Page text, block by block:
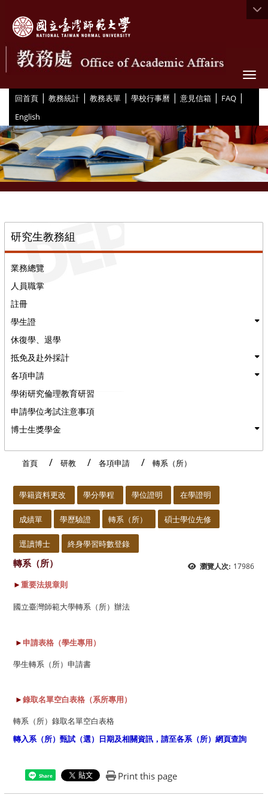
回首頁 | 教務統計 | 教務表單 | 學校行事曆 | 意見信箱 | FAQ |
English
研究生教務組
業務總覽
人員職掌
註冊
學生證
休復學、退學
抵免及赴外採計
各項申請
學術研究倫理教育研習
申請學位考試注意事項
博士生獎學金
首頁 研教 各項申請 轉系（所）
學籍資料更改 學分學程 學位證明 在學證明
成績單 學歷驗證 轉系（所） 碩士學位先修
逕讀博士 終身學習時數登錄
瀏覽人次: 17986
轉系（所）
► 重要法規章則
國立臺灣師範大學轉系（所）辦法
► 申請表格（學生專用）
學生轉系 （所） 申請書
► 錄取名單空白表格（系所專用）
轉系（所）錄取名單空白表格
轉入系（所）甄試（選）日期及相關資訊，請至各系（所）網頁查詢
Share Print this page